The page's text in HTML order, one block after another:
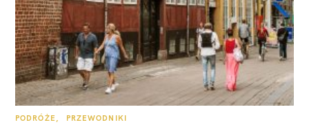
K
PODRÓŻE PRZEWODNIKI